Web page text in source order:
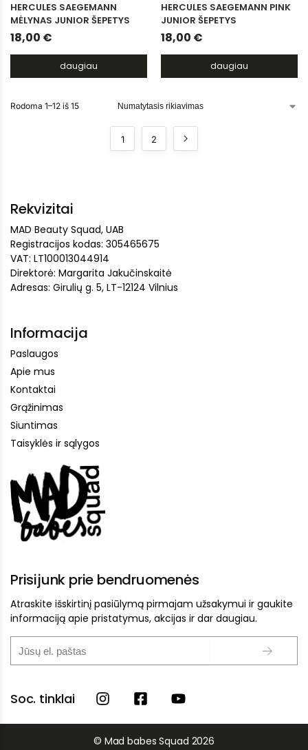
HERCULES SAEGEMANN
MĖLYNAS JUNIOR ŠEPETYS
18,00 €
daugiau
HERCULES SAEGEMANN PINK
JUNIOR ŠEPETYS
18,00 €
daugiau
Rodoma 1–12 iš 15
1 2
Rekvizitai
MAD Beauty Squad, UAB
Registracijos kodas: 305465675
VAT: LT100013044914
Direktorė: Margarita Jakučinskaitė
Adresas: Girulių g. 5, LT-12124 Vilnius
Informacija
Paslaugos
Apie mus
Kontaktai
Grąžinimas
Siuntimas
Taisyklės ir sąlygos
Prisijunk prie bendruomenės
Atraskite išskirtinį pasiūlymą pirmajam užsakymui ir gaukite
informaciją apie pristatymus, akcijas ir dar daugiau.
Soc. tinklai
© Mad babes Squad 2026